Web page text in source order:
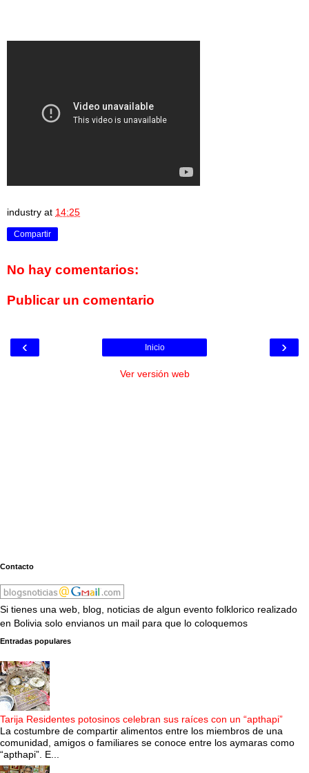
industry at 14:25
Compartir
No hay comentarios:
Publicar un comentario
‹ ›
Inicio
Ver versión web
Contacto
Si tienes una web, blog, noticias de algun evento folklorico realizado
en Bolivia solo envianos un mail para que lo coloquemos
Entradas populares
Tarija Residentes potosinos celebran sus raíces con un “apthapi”
La costumbre de compartir alimentos entre los miembros de una
comunidad, amigos o familiares se conoce entre los aymaras como
“apthapi”. E...